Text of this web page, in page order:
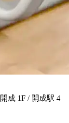
成 1F / 開成駅 4